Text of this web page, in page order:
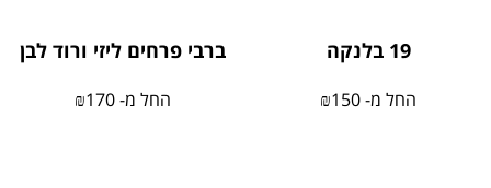
19 בלנקה
החל מ- ₪150
ברבי פרחים ליזי ורוד לבן
החל מ- ₪170